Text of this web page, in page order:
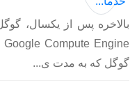
بالاخره پس از یکسال،
گوگل که به مدت ی...